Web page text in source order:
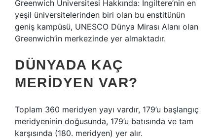
Greenwich Üniversitesi Hakkında: İngiltere’nin en
yeşil üniversitelerinden biri olan bu enstitünün
geniş kampüsü, UNESCO Dünya Mirası Alanı olan
Greenwich’in merkezinde yer almaktadır.
DÜNYADA KAÇ
MERIDYEN VAR?
Toplam 360 meridyen yayı vardır, 179’u başlangıç ​​
meridyeninin doğusunda, 179’u batısında ve tam
karşısında (180. meridyen) yer alır.